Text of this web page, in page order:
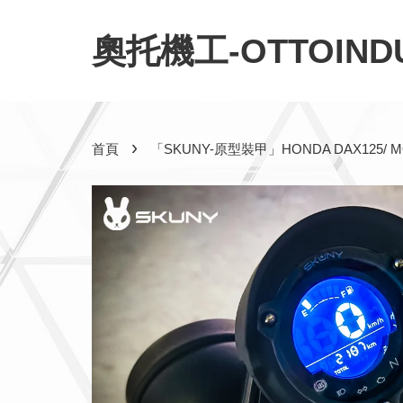
奧托機工-
首頁 › 「SKUNY-原型裝甲」HONDA DAX125/